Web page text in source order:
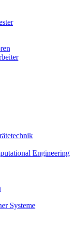
Engineering
Systeme